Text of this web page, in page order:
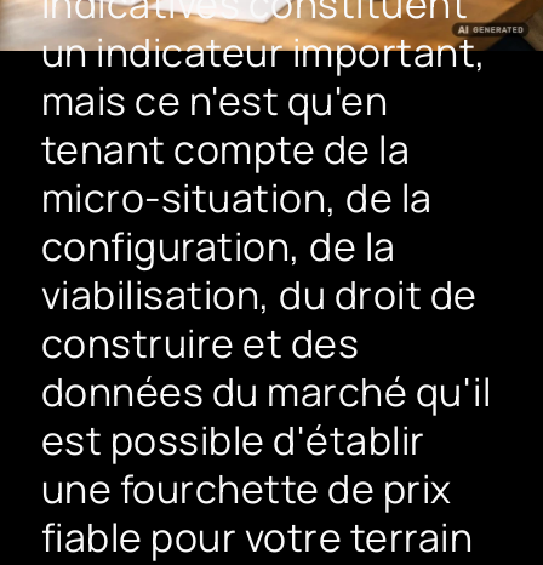
un indicateur important,
mais ce n'est qu'en
tenant compte de la
micro-situation, de la
configuration, de la
viabilisation, du droit de
construire et des
données du marché qu'il
est possible d'établir
une fourchette de prix
fiable pour votre terrain